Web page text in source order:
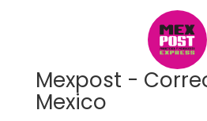
Mexpost -
Mexico